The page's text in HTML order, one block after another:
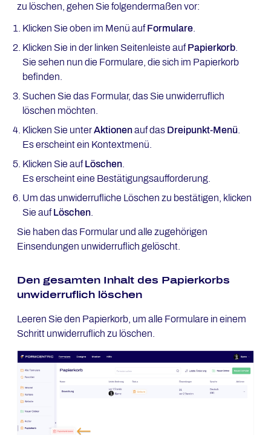
zu löschen, gehen Sie folgendermaßen vor:
Klicken Sie oben im Menü aufFormulare.
Klicken Sie in der linken Seitenleiste aufPapierkorb.
Sie sehen nun die Formulare, die sich im Papierkorb
befinden.
Suchen Sie das Formular, das Sie unwiderruflich
löschen möchten.
Klicken Sie unterAktionenauf das Dreipunkt-Menü
Es erscheint ein Kontextmenü.
Klicken Sie aufLöschen.
Es erscheint eine Bestätigungsaufforderung.
Um das unwiderrufliche Löschen zu bestätigen, klicken
Sie aufLöschen.
Sie haben das Formular und alle zugehörigen
Einsendungen unwiderruflich gelöscht.
Den gesamten Inhalt des Papierkorbs
unwiderruflich löschen
Leeren Sie den Papierkorb, um alle Formulare in einem
Schritt unwiderruflich zu löschen.